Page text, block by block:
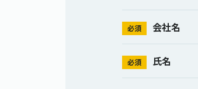
必須 会社名
必須 氏名